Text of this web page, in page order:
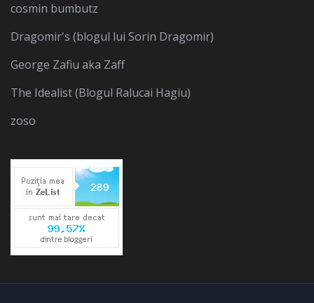
cosmin bumbutz
Dragomir's (blogul lui Sorin Dragomir)
George Zafiu aka Zaff
The Idealist (Blogul Ralucai Hagiu)
zoso